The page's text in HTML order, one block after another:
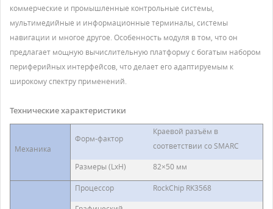
коммерческие и промышленные контрольные системы,
мультимедийные и информационные терминалы, системы
навигации и многое другое. Особенность модуля в том, что он
предлагает мощную вычислительную платформу с богатым набором
периферийных интерфейсов, что делает его адаптируемым к
широкому спектру применений.
Технические характеристики
Механика
Форм-фактор
Краевой разъём в
соответствии со SMARC
Размеры (LхH)
82×50 мм
Процессор
RockChip RK3568